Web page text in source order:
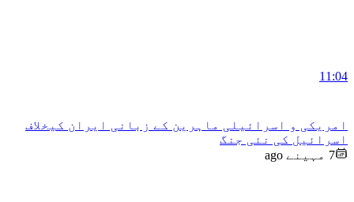
11:04
امریکی و اسرائیلی ماہرین کے زبانی ایران کیخلاف
اسرائیل کی نئی جنگ
7 مہینے ago